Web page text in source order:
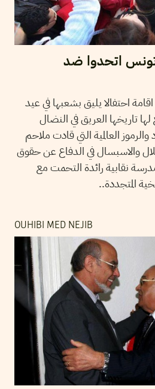
اتحدوا ضد
احتفالا يليق بشعبها في عيد
تاريخها العريق في النضال
والرموز العالمية التي قادت ملاحم
والاسبسال في الدفاع عن حقوق
نقابية رائدة التحمت مع
المتجددة..
OUHIBI MED NEJIB